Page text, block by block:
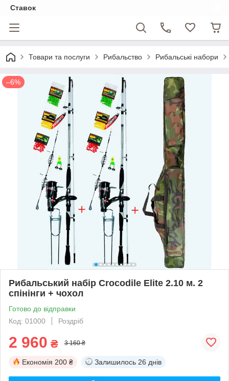
Ставок
Товари та послуги Рибальство Рибальські набори
–6%
Рибальський набір Crocodile Elite 2.10 м. 2
спінінги + чохол
Готово до відправки
Код: 01000
Роздріб
2 960 ₴ 3 160 ₴
Економія 200 ₴ Залишилось 26 днів